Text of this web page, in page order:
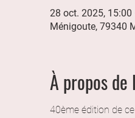
28 oct. 2025,
Ménigoute, 79340
À propos
40ème édition de